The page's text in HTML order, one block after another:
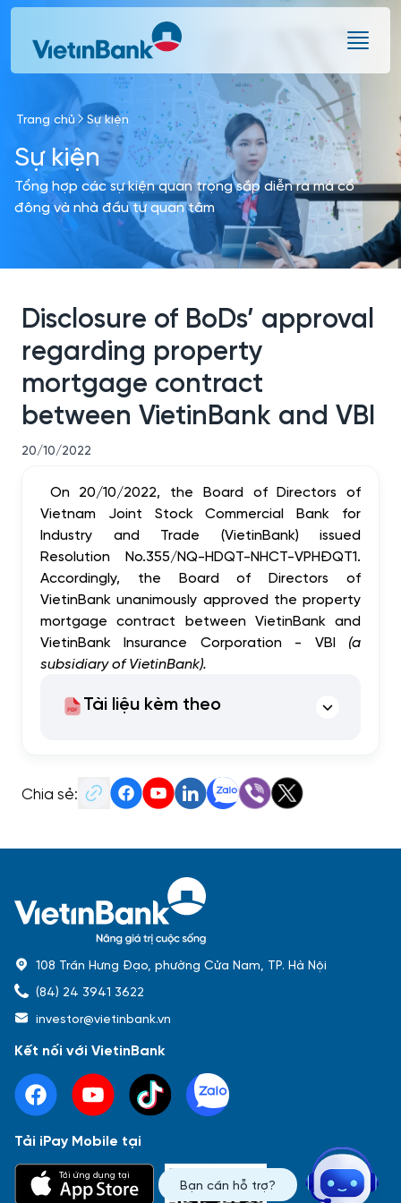
Skip to Main Content
Báo cáo tài chính Thông tin giao dịch
Trang chủ Sự kiện
Sự kiện
Tổng hợp các sự kiện quan trọng sắp diễn ra mà cổ
đông và nhà đầu tư quan tâm
Disclosure of BoDs’ approval
regarding property
mortgage contract
between VietinBank and VBI
20/10/2022
On 20/10/2022, the Board of Directors of
Vietnam Joint Stock Commercial Bank for
Industry and Trade (VietinBank) issued
Resolution No.355/NQ-HDQT-NHCT-VPHĐQT1.
Accordingly, the Board of Directors of
VietinBank unanimously approved the property
mortgage contract between VietinBank and
VietinBank Insurance Corporation - VBI (a
subsidiary of VietinBank).
Tài liệu kèm theo
Chia sẻ:
Bạn cần hỗ trợ?
108 Trần Hưng Đạo, phường Cửa Nam, TP. Hà Nội
(84) 24 3941 3622
investor@vietinbank.vn
Kết nối với VietinBank
Tải iPay Mobile tại
Tải ứng dụng tại